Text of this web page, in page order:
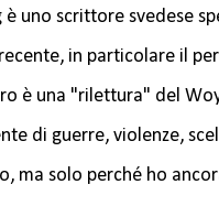
è uno scrittore svedese
in particolare il
è una "rilettura" del
di guerre, violenze,
ma solo perché ho